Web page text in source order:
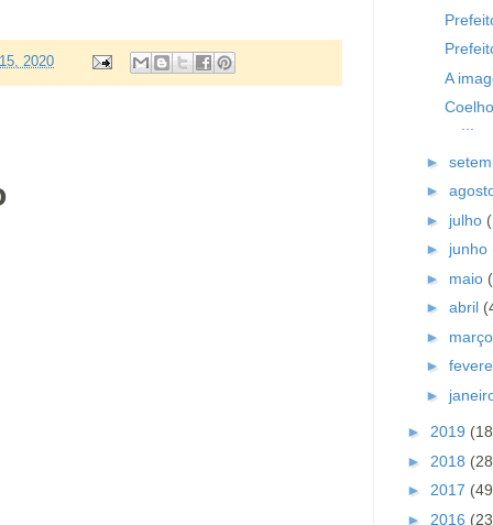
2020
A
►
►
► julho
► junho
► maio
► abril
►
►
►
► 2019
► 2018
► 2017
► 2016